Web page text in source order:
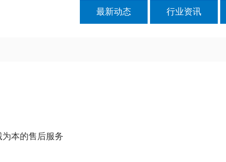
最新动态 行业资讯
本的售后服务